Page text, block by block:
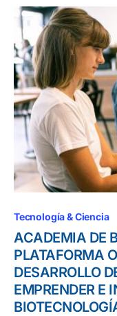
Tecnología & Ciencia
ACADEMIA DE
PLATAFORMA
DESARROLLO
EMPRENDER E